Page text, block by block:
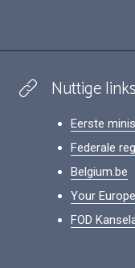
Nuttige links
Eerste
Federale
Belgium.be
Your Europe
FOD